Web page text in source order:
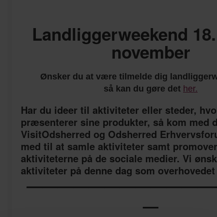
Landliggerweekend
november
Ønsker du at være tilmelde dig
så kan du gøre det her.
Har du ideer til aktiviteter eller steder,
præsenterer sine produkter, så kom med
VisitOdsherred og Odsherred
med til at samle aktiviteter samt
aktiviteterne på de sociale medier. Vi
aktiviteter på denne dag som
—